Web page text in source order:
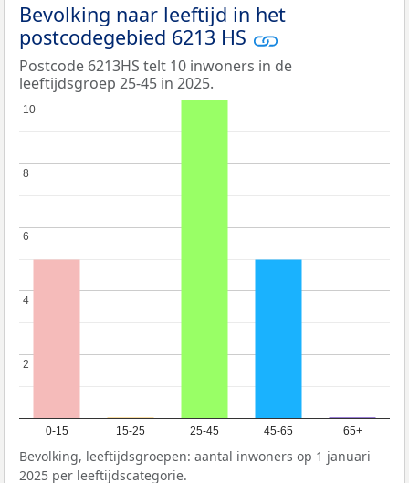
Bevolking naar leeftijd in het
postcodegebied 6213 HS
Postcode 6213HS telt 10 inwoners in de
leeftijdsgroep 25-45 in 2025.
0-15 15-25 25-45 45-65 65+
2
2
4
4
6
6
8
8
10
10
Bevolking, leeftijdsgroepen: aantal inwoners op 1 januari
2025 per leeftijdscategorie.